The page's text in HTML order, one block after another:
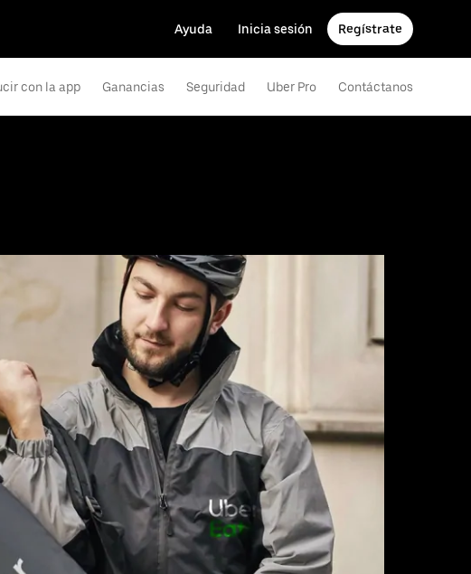
Ayuda Inicia sesión Regístrate
con la app Ganancias Seguridad Uber Pro Contáctanos